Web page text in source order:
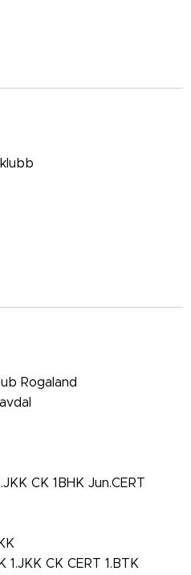
Rogaland
CK 1BHK Jun.CERT
CK CERT 1.BTK